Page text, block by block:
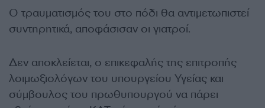
Ο τραυματισμός του στο πόδι θα αντιμετωπιστεί
συντηρητικά, αποφάσισαν οι γιατροί.
Δεν αποκλείεται, ο επικεφαλής της επιτροπής
λοιμωξιολόγων του υπουργείου Υγείας και
σύμβουλος του πρωθυπουργού να πάρει